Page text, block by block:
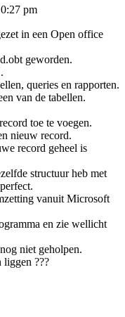
pm
in een Open office
geworden.
queries en rapporten.
van de tabellen.
toe te voegen.
nieuw record.
record geheel is
structuur heb met
vanuit Microsoft
en zie wellicht
niet geholpen.
liggen ???